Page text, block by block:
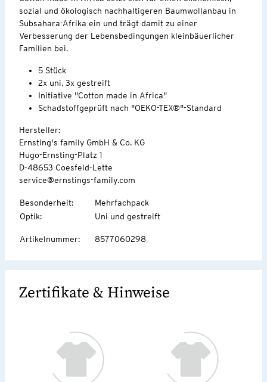
sozial und ökologisch nachhaltigeren Baumwollanbau in
Subsahara-Afrika ein und trägt damit zu einer
Verbesserung der Lebensbedingungen kleinbäuerlicher
Familien bei.
5 Stück
2x uni, 3x gestreift
Initiative "Cotton made in Africa"
Schadstoffgeprüft nach "OEKO-TEX®"-Standard
Hersteller:
Ernsting's family GmbH & Co. KG
Hugo-Ernsting-Platz 1
D-48653 Coesfeld-Lette
service@ernstings-family.com
Besonderheit:
Mehrfachpack
Optik: Uni und gestreift
Artikelnummer: 8577060298
Zertifikate & Hinweise